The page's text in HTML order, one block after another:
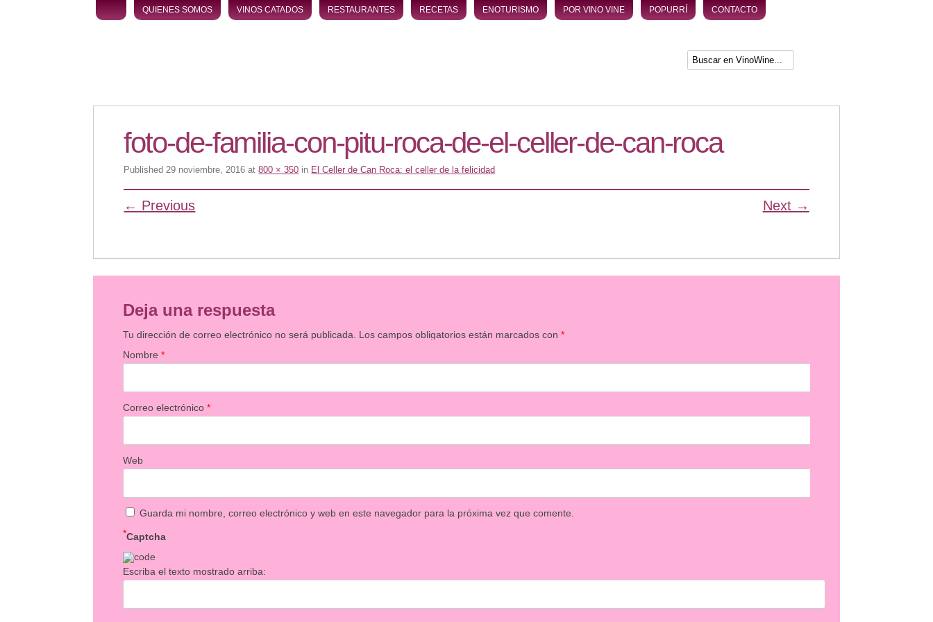
Skip to contentQUIENES SOMOS VINOS CATADOS RESTAURANTES RECETAS ENOTURISMO POR VINO VINE POPURRÍ CONTACTO
foto-de-familia-con-pitu-roca-de-el-celler-de-can-roca
Published29 noviembre, 2016 at800 × 350 in El Celler de Can Roca: el celler de la felicidad
← Previous Next →
Deja una respuesta
Tu dirección de correo electrónico no será publicada. Los campos obligatorios están marcados con*
Nombre*
Correo electrónico*
Web
Guarda mi nombre, correo electrónico y web en este navegador para la próxima vez que comente.
Captcha
*
Escriba el texto mostrado arriba: